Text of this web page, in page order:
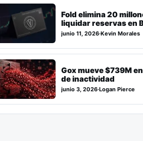
Fold elimina 20
liquidar reservas en
junio 11, 2026·Kevin Morales
Gox mueve $739M
de inactividad
junio 3, 2026·Logan Pierce